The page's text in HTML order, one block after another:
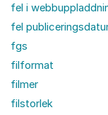
fel i
fel
fgs
filformat
filmer
filstorlek